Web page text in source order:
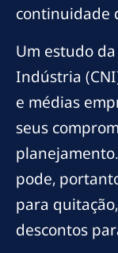
continuidade
Um estudo
Indústria
e médias
seus
pode,
para
descontos